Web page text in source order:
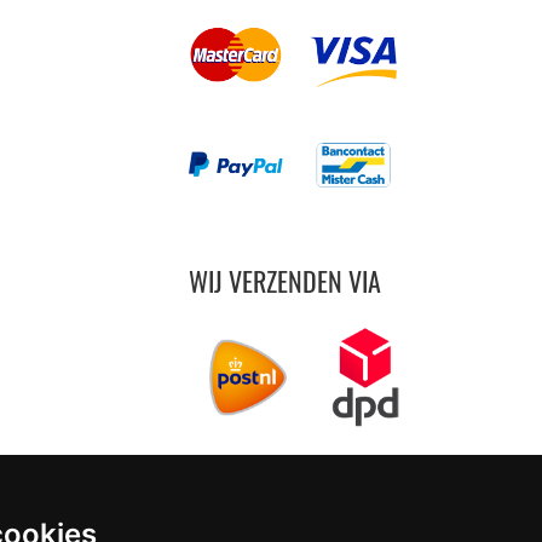
WIJ VERZENDEN VIA